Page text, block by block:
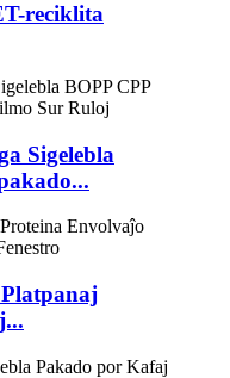
reciklita
Sigelebla